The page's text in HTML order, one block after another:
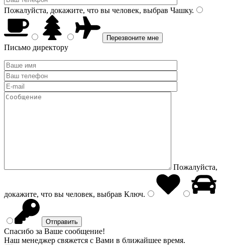
Пожалуйста, докажите, что вы человек, выбрав Чашку.
Письмо директору
Пожалуйста,
докажите, что вы человек, выбрав Ключ.
Спасибо за Ваше сообщение!
Наш менеджер свяжется с Вами в ближайшее время.